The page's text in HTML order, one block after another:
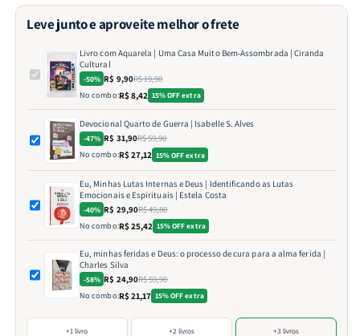
Leve junto e aproveite melhor o frete
Livro com Aquarela | Uma Casa Muito Bem-Assombrada | Ciranda
Cultural
-50% R$ 9,90R$ 19,90
No combo:R$ 8,42 15% OFF extra
Devocional Quarto de Guerra | Isabelle S. Alves
-47% R$ 31,90R$ 59,90
No combo:R$ 27,12 15% OFF extra
Eu, Minhas Lutas Internas e Deus | Identificando as Lutas
Emocionais e Espirituais | Estela Costa
-40% R$ 29,90R$ 49,80
No combo:R$ 25,42 15% OFF extra
Eu, minhas feridas e Deus: o processo de cura para a alma ferida |
Charles Silva
-58% R$ 24,90R$ 59,90
No combo:R$ 21,17 15% OFF extra
+1 livro +2 livros +3 livros